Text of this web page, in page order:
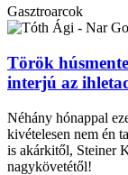
Gasztroarcok
Török
interjú az
Néhány hónappal
kivételesen nem én
is akárkitől, Steiner
nagykövetétől!